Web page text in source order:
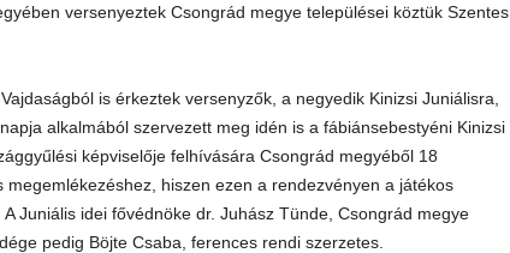
versenyeztek Csongrád megye települései köztük Szentes
is érkeztek versenyzők, a negyedik Kinizsi Juniálisra,
alkalmából szervezett meg idén is a fábiánsebestyéni Kinizsi
képviselője felhívására Csongrád megyéből 18
hiszen ezen a rendezvényen a játékos
Juniális idei fővédnöke dr. Juhász Tünde, Csongrád megye
pedig Böjte Csaba, ferences rendi szerzetes.